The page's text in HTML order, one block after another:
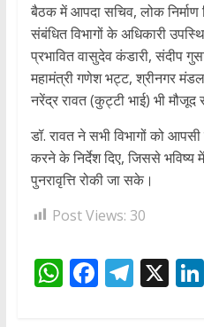
बैठक में आपदा सचिव, लोक निर्माण
संबंधित विभागों के अधिकारी
प्रभावित वासुदेव कंडारी, संदीप
महामंत्री गणेश भट्ट, श्रीनगर
नरेंद्र रावत (कुट्टी भाई) भी मौजूद
डॉ. रावत ने सभी विभागों को आपसी
करने के निर्देश दिए, जिससे
पुनरावृत्ति रोकी जा सके।
Post Views: 30
W F T X